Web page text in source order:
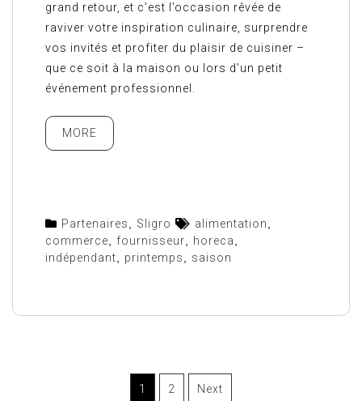
grand retour, et c’est l’occasion rêvée de
raviver votre inspiration culinaire, surprendre
vos invités et profiter du plaisir de cuisiner –
que ce soit à la maison ou lors d’un petit
événement professionnel.
MORE
Partenaires, Sligro alimentation,
commerce, fournisseur, horeca,
indépendant, printemps, saison
1 2 Next